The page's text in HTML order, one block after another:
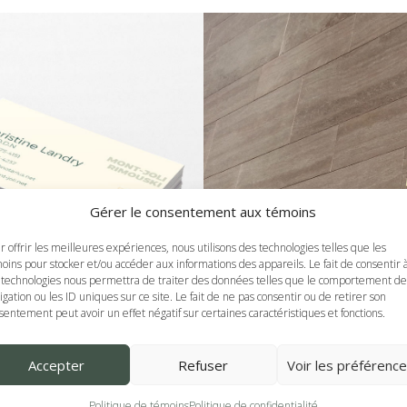
Gérer le consentement aux témoins
offrir les meilleures expériences, nous utilisons des technologies telles que les
pour stocker et/ou accéder aux informations des appareils. Le fait de consentir
technologies nous permettra de traiter des données telles que le comportement de
ou les ID uniques sur ce site. Le fait de ne pas consentir ou de retirer son
peut avoir un effet négatif sur certaines caractéristiques et fonctions.
Accepter Refuser Voir les